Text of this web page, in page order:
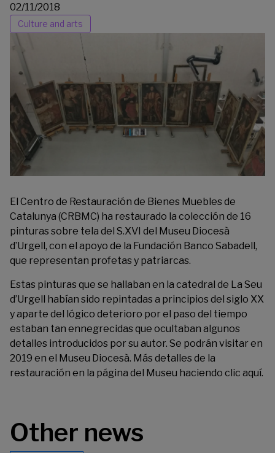
02/11/2018
Culture and arts
El Centro de Restauración de Bienes Muebles de
Catalunya (CRBMC) ha restaurado la colección de 16
pinturas sobre tela del S.XVI del Museu Diocesà
d’Urgell, con el apoyo de la Fundación Banco Sabadell,
que representan profetas y patriarcas.
Estas pinturas que se hallaban en la catedral de La Seu
d’Urgell habían sido repintadas a principios del siglo XX
y aparte del lógico deterioro por el paso del tiempo
estaban tan ennegrecidas que ocultaban algunos
detalles introducidos por su autor. Se podrán visitar en
2019 en el Museu Diocesà. Más detalles de la
restauración en la página del Museu haciendo clic aquí.
Other news